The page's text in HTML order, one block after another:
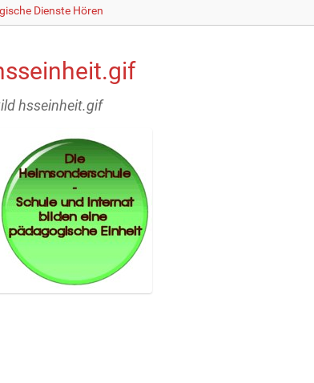
Dienste Hören
hsseinheit.gif